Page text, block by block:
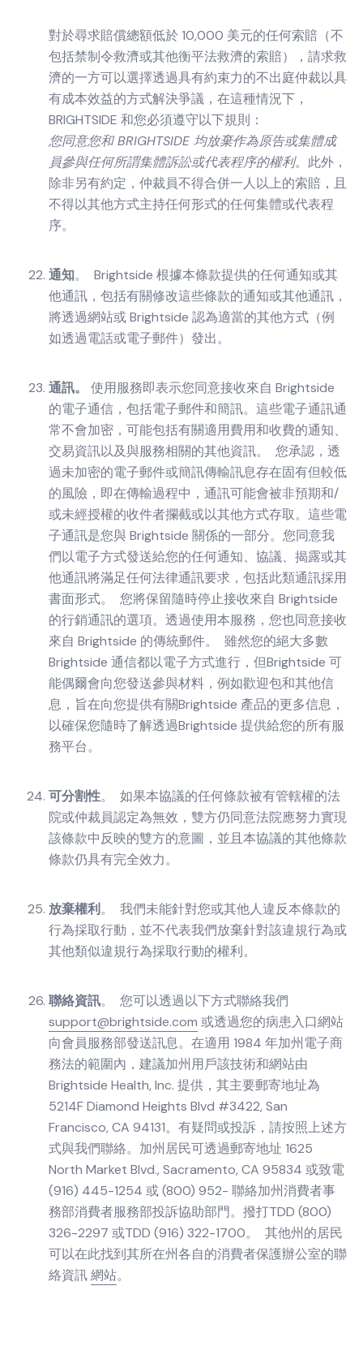
對於尋求賠償總額低於 10,000 美元的任何索賠（不
包括禁制令救濟或其他衡平法救濟的索賠），請求救
濟的一方可以選擇透過具有約束力的不出庭仲裁以具
有成本效益的方式解決爭議，在這種情況下，
BRIGHTSIDE 和您必須遵守以下規則：
您同意您和 BRIGHTSIDE 均放棄作為原告或集體成
員參與任何所謂集體訴訟或代表程序的權利。此外，
除非另有約定，仲裁員不得合併一人以上的索賠，且
不得以其他方式主持任何形式的任何集體或代表程
序。
通知。 Brightside 根據本條款提供的任何通知或其
他通訊，包括有關修改這些條款的通知或其他通訊，
將透過網站或 Brightside 認為適當的其他方式（例
如透過電話或電子郵件）發出。
通訊。 使用服務即表示您同意接收來自 Brightside
的電子通信，包括電子郵件和簡訊。這些電子通訊通
常不會加密，可能包括有關適用費用和收費的通知、
交易資訊以及與服務相關的其他資訊。 您承認，透
過未加密的電子郵件或簡訊傳輸訊息存在固有但較低
的風險，即在傳輸過程中，通訊可能會被非預期和/
或未經授權的收件者攔截或以其他方式存取。這些電
子通訊是您與 Brightside 關係的一部分。您同意我
們以電子方式發送給您的任何通知、協議、揭露或其
他通訊將滿足任何法律通訊要求，包括此類通訊採用
書面形式。 您將保留隨時停止接收來自 Brightside
的行銷通訊的選項。透過使用本服務，您也同意接收
來自 Brightside 的傳統郵件。 雖然您的絕大多數
Brightside 通信都以電子方式進行，但Brightside 可
能偶爾會向您發送參與材料，例如歡迎包和其他信
息，旨在向您提供有關Brightside 產品的更多信息，
以確保您隨時了解透過Brightside 提供給您的所有服
務平台。
可分割性。 如果本協議的任何條款被有管轄權的法
院或仲裁員認定為無效，雙方仍同意法院應努力實現
該條款中反映的雙方的意圖，並且本協議的其他條款
條款仍具有完全效力。
放棄權利。 我們未能針對您或其他人違反本條款的
行為採取行動，並不代表我們放棄針對該違規行為或
其他類似違規行為採取行動的權利。
聯絡資訊。 您可以透過以下方式聯絡我們
support@brightside.com 或透過您的病患入口網站
向會員服務部發送訊息。在適用 1984 年加州電子商
務法的範圍內，建議加州用戶該技術和網站由
Brightside Health, Inc. 提供，其主要郵寄地址為
5214F Diamond Heights Blvd #3422, San
Francisco, CA 94131。有疑問或投訴，請按照上述方
式與我們聯絡。加州居民可透過郵寄地址 1625
North Market Blvd., Sacramento, CA 95834 或致電
(916) 445-1254 或 (800) 952- 聯絡加州消費者事
務部消費者服務部投訴協助部門。撥打TDD (800)
326-2297 或TDD (916) 322-1700。 其他州的居民
可以在此找到其所在州各自的消費者保護辦公室的聯
絡資訊網站。